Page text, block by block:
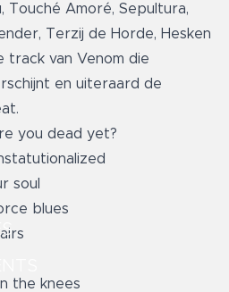
Touché Amoré, Sepultura,
Terzij de Horde, Hesken
track van Venom die
en uiteraard de
you dead yet?
soul
blues
the knees